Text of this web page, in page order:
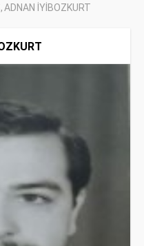
ADNAN İYİBOZKURT